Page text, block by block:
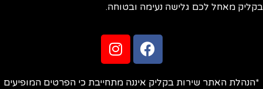
מאחל לכם גלישה נעימה ובטוחה.
האתר שירות בקליק איננה מתחייבת כי הפרטים המופיעים